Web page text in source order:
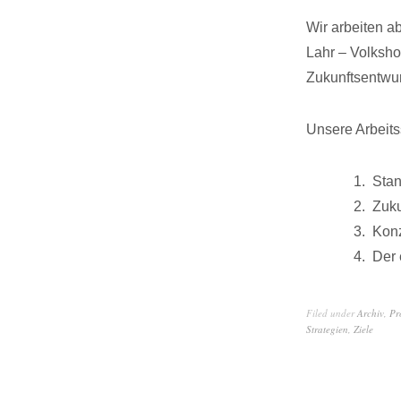
Wir arbeiten
Lahr –
Unsere
Der
Filed underArchiv,
Strategien, Ziele